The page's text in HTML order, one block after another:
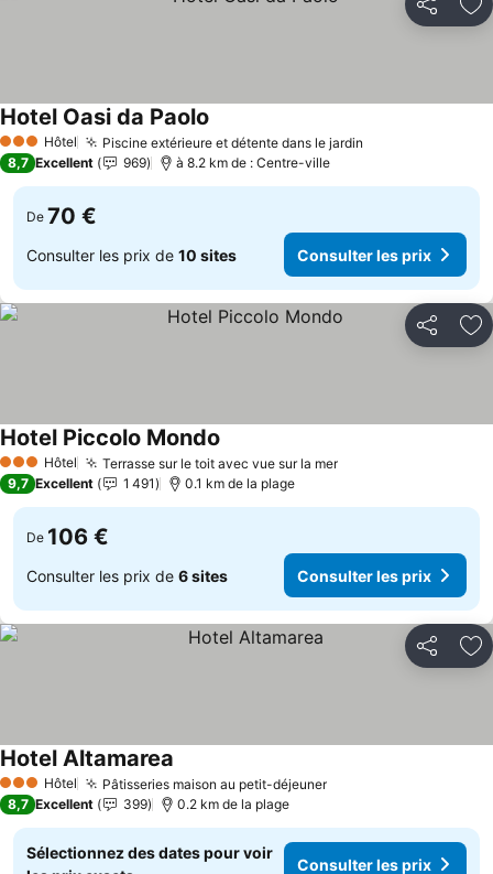
Partager
3 ÉtoilesHôtel Piscine extérieure et détente dans le jardin
Hotel Oasi da Paolo
8,7 Excellent 969 à 8.2 km de : Centre-ville
De 70 €
Consulter les prix de 10 sites Consulter les prix
Partager
3 ÉtoilesHôtel Terrasse sur le toit avec vue sur la merConsulter les prix
Hotel Piccolo Mondo
9,7 Excellent 1 491 0.1 km de la plage
De 106 €
Consulter les prix de 6 sites Consulter les prix
Partager
3 ÉtoilesHôtel Pâtisseries maison au petit-déjeunerConsulter les prix
Hotel Altamarea
8,7 Excellent 399 0.2 km de la plage
Sélectionnez des dates pour voir
Consulter les prix